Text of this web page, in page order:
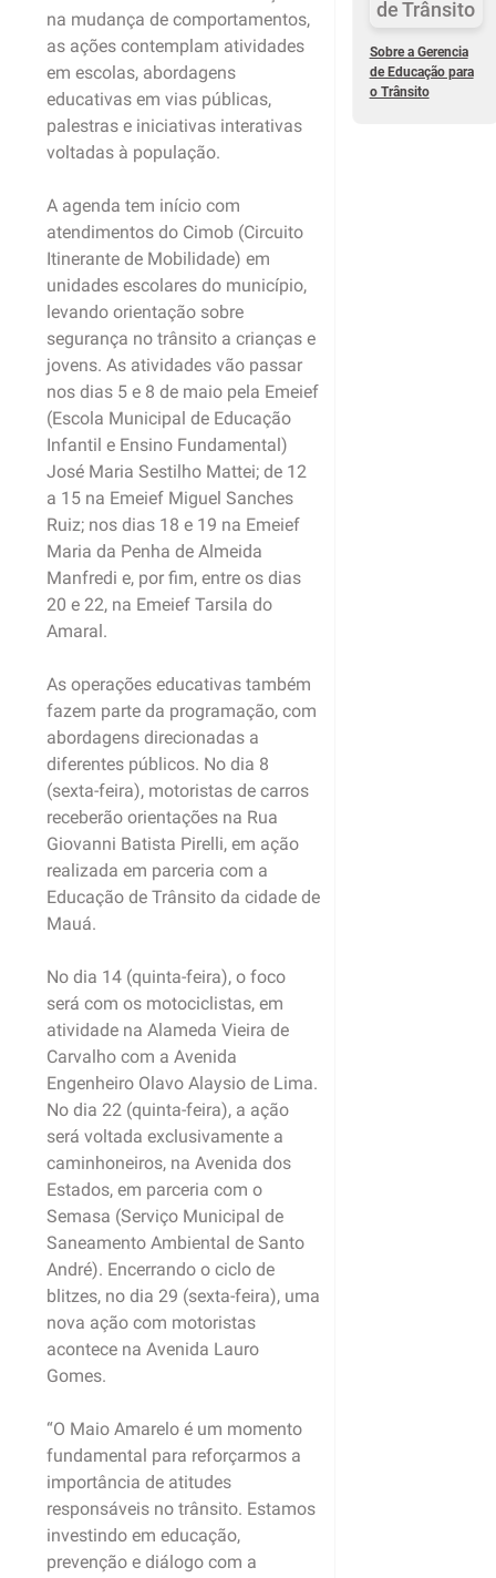
na mudança de comportamentos,
as ações contemplam atividades
em escolas, abordagens
educativas em vias públicas,
palestras e iniciativas interativas
voltadas à população.
A agenda tem início com
atendimentos do Cimob (Circuito
Itinerante de Mobilidade) em
unidades escolares do município,
levando orientação sobre
segurança no trânsito a crianças e
jovens. As atividades vão passar
nos dias 5 e 8 de maio pela Emeief
(Escola Municipal de Educação
Infantil e Ensino Fundamental)
José Maria Sestilho Mattei; de 12
a 15 na Emeief Miguel Sanches
Ruiz; nos dias 18 e 19 na Emeief
Maria da Penha de Almeida
Manfredi e, por fim, entre os dias
20 e 22, na Emeief Tarsila do
Amaral.
As operações educativas também
fazem parte da programação, com
abordagens direcionadas a
diferentes públicos. No dia 8
(sexta-feira), motoristas de carros
receberão orientações na Rua
Giovanni Batista Pirelli, em ação
realizada em parceria com a
Educação de Trânsito da cidade de
Mauá.
No dia 14 (quinta-feira), o foco
será com os motociclistas, em
atividade na Alameda Vieira de
Carvalho com a Avenida
Engenheiro Olavo Alaysio de Lima.
No dia 22 (quinta-feira), a ação
será voltada exclusivamente a
caminhoneiros, na Avenida dos
Estados, em parceria com o
Semasa (Serviço Municipal de
Saneamento Ambiental de Santo
André). Encerrando o ciclo de
blitzes, no dia 29 (sexta-feira), uma
nova ação com motoristas
acontece na Avenida Lauro
Gomes.
“O Maio Amarelo é um momento
fundamental para reforçarmos a
importância de atitudes
responsáveis no trânsito. Estamos
investindo em educação,
prevenção e diálogo com a
de Trânsito
Sobre a Gerencia
de Educação para
o Trânsito